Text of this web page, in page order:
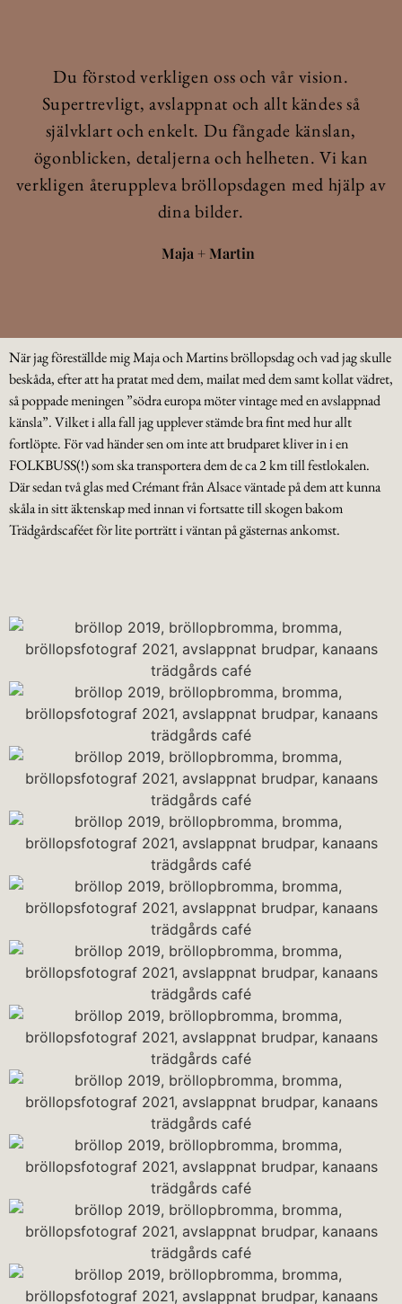
Du förstod verkligen oss och vår vision.
Supertrevligt, avslappnat och allt kändes så
självklart och enkelt. Du fångade känslan,
ögonblicken, detaljerna och helheten. Vi kan
verkligen återuppleva bröllopsdagen med hjälp av
dina bilder.
Maja + Martin
När jag föreställde mig Maja och Martins bröllopsdag och vad jag skulle
beskåda, efter att ha pratat med dem, mailat med dem samt kollat vädret,
så poppade meningen ”södra europa möter vintage med en avslappnad
känsla”. Vilket i alla fall jag upplever stämde bra fint med hur allt
fortlöpte. För vad händer sen om inte att brudparet kliver in i en
FOLKBUSS(!) som ska transportera dem de ca 2 km till festlokalen.
Där sedan två glas med Crémant från Alsace väntade på dem att kunna
skåla in sitt äktenskap med innan vi fortsatte till skogen bakom
Trädgårdscaféet för lite porträtt i väntan på gästernas ankomst.